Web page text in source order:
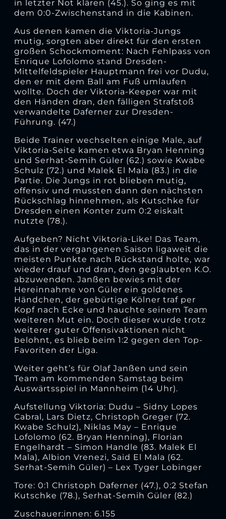
in letzter Not klären (45.). So ging es mit
dem 0:0-Zwischenstand in die Kabinen.
Aus denen kamen die Viktoria-Jungs
mutig, sorgten aber direkt für den ersten
großen Schockmoment: Nach Fehlpass von
Enrique Lofolomo stand Dresden-
Mittelfeldspieler Hauptmann frei vor Dudu,
den er mit dem Ball am Fuß umlaufen
wollte. Doch der Viktoria-Keeper war mit
den Händen dran, den fälligen Strafstoß
verwandelte Daferner zur Dresden-
Führung. (47.)
Beide Trainer wechselten einige Male, auf
Viktoria-Seite kamen etwa Bryan Henning
und Serhat-Semih Güler (62.) sowie Kwabe
Schulz (72.) und Malek El Mala (83.) in die
Partie. Die Jungs in rot blieben mutig,
offensiv und mussten dann den nächsten
Rückschlag hinnehmen, als Kutschke für
Dresden einen Konter zum 0:2 eiskalt
nutzte (78.).
Aufgeben? Nicht Viktoria-Like! Das Team,
das in der vergangenen Saison ligaweit die
meisten Punkte nach Rückstand holte, war
wieder drauf und dran, den geglaubten K.O.
abzuwenden. Janßen bewies mit der
Hereinnahme von Güler ein goldenes
Händchen, der gebürtige Kölner traf per
Kopf nach Ecke und hauchte seinem Team
weiteren Mut ein. Doch dieser wurde trotz
weiterer guter Offensivaktionen nicht
belohnt, es blieb beim 1:2 gegen den Top-
Favoriten der Liga.
Weiter geht’s für Olaf Janßen und sein
Team am kommenden Samstag beim
Auswärtsspiel in Mannheim (14 Uhr).
Aufstellung Viktoria: Dudu – Sidny Lopes
Cabral, Lars Dietz, Christoph Greger (72.
Kwabe Schulz), Niklas May – Enrique
Lofolomo (62. Bryan Henning), Florian
Engelhardt – Simon Handle (83. Malek El
Mala), Albion Vrenezi, Said El Mala (62.
Serhat-Semih Güler) – Lex Tyger Lobinger
Tore: 0:1 Christoph Daferner (47.), 0:2 Stefan
Kutschke (78.), Serhat-Semih Güler (82.)
Zuschauer:innen: 6.155